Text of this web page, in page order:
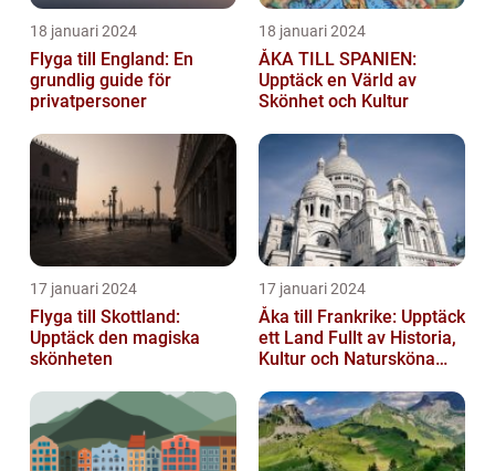
18 januari 2024
Flyga till England: En
grundlig guide för
privatpersoner
18 januari 2024
ÅKA TILL SPANIEN:
Upptäck en Värld av
Skönhet och Kultur
17 januari 2024
Flyga till Skottland:
Upptäck den magiska
skönheten
17 januari 2024
Åka till Frankrike: Upptäck
ett Land Fullt av Historia,
Kultur och Natursköna